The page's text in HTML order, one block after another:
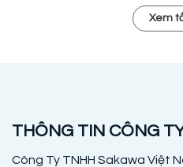
Xem
THÔNG TIN CÔNG
Công Ty TNHH Sakawa Việt